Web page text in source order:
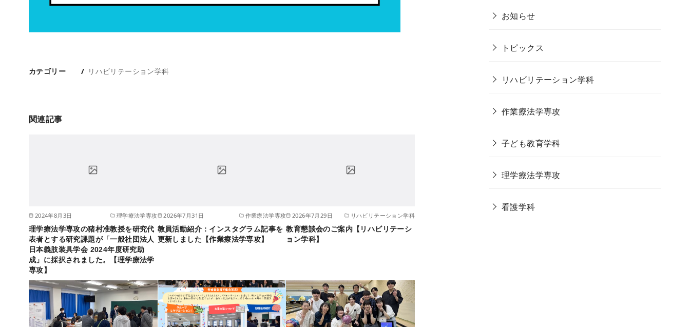
カテゴリー リハビリテーション学科
関連記事
2024年8月3日 理学療法学専攻
理学療法学専攻の猪村准教授を研究代
表者とする研究課題が「一般社団法人
日本義肢装具学会 2024年度研究助
成」に採択されました。【理学療法学
専攻】
2026年7月31日 作業療法学専攻
教員活動紹介：インスタグラム記事を
更新しました【作業療法学専攻】
2026年7月29日 リハビリテーション学科
教育懇談会のご案内【リハビリテーシ
ョン学科】
お知らせ
トピックス
リハビリテーション学科
作業療法学専攻
子ども教育学科
理学療法学専攻
看護学科